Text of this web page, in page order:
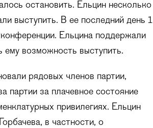
остановить. Ельцин несколько
выступить. В ее последний день 1
Ельцина поддержали
ему возможность выступить.
рядовых членов партии,
партии за плачевное состояние
привилегиях. Ельцин
в частности, о